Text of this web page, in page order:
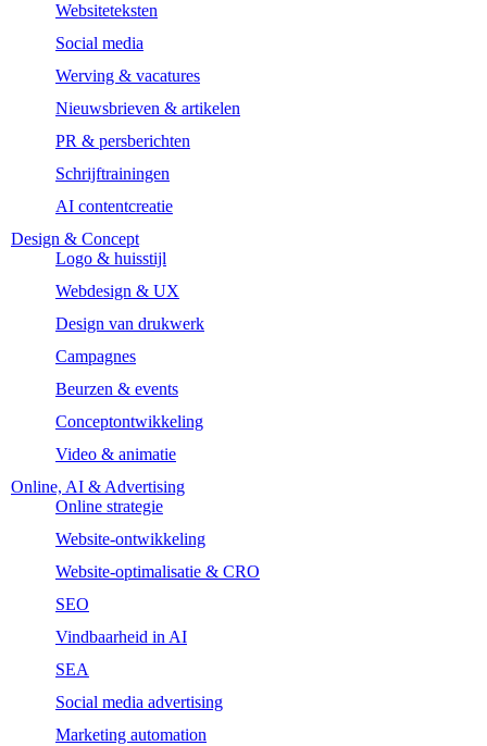
Websiteteksten
Social media
Werving & vacatures
Nieuwsbrieven & artikelen
PR & persberichten
Schrijftrainingen
AI contentcreatie
Design & Concept
Logo & huisstijl
Webdesign & UX
Design van drukwerk
Campagnes
Beurzen & events
Conceptontwikkeling
Video & animatie
Online, AI & Advertising
Online strategie
Website-ontwikkeling
Website-optimalisatie & CRO
SEO
Vindbaarheid in AI
SEA
Social media advertising
Marketing automation